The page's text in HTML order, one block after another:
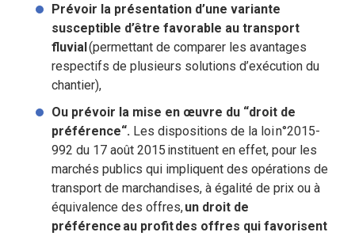
Prévoir la présentation d’une variante
susceptible d’être favorable au transport
fluvial(permettant de comparer les avantages
respectifs de plusieurs solutions d’exécution du
chantier),
Ou prévoir la mise en œuvre du “droit de
préférence“. Les dispositions de la loi n°2015-
992 du 17 août 2015 instituent en effet, pour les
marchés publics qui impliquent des opérations de
transport de marchandises, à égalité de prix ou à
équivalence des offres,un droit de
préférence au profit des offres qui favorisent